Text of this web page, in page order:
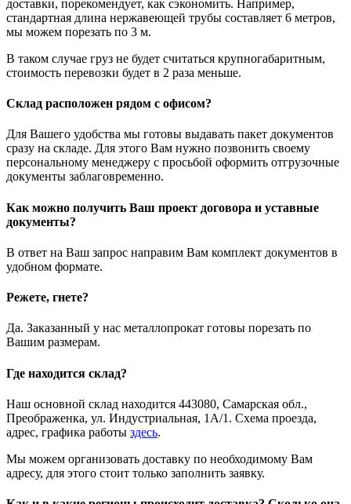
доставки, порекомендует, как сэкономить. Например,
стандартная длина нержавеющей трубы составляет 6 метров,
мы можем порезать по 3 м.
В таком случае груз не будет считаться крупногабаритным,
стоимость перевозки будет в 2 раза меньше.
Склад расположен рядом с офисом?
Для Вашего удобства мы готовы выдавать пакет документов
сразу на складе. Для этого Вам нужно позвонить своему
персональному менеджеру с просьбой оформить отгрузочные
документы заблаговременно.
Как можно получить Ваш проект договора и уставные
документы?
В ответ на Ваш запрос направим Вам комплект документов в
удобном формате.
Режете, гнете?
Да. Заказанный у нас металлопрокат готовы порезать по
Вашим размерам.
Где находится склад?
Наш основной склад находится 443080, Самарская обл.,
Преображенка, ул. Индустриальная, 1А/1. Схема проезда,
адрес, графика работы здесь.
Мы можем организовать доставку по необходимому Вам
адресу, для этого стоит только заполнить заявку.